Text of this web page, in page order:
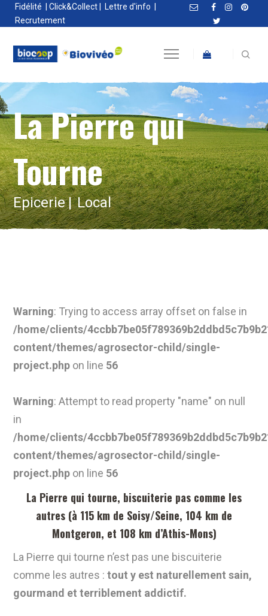
Fidélité |Click&Collect Lettre d'info
Recrutement
La Pierre qui
Tourne
Epicerie Local
Warning: Trying to access array offset on false in
/home/clients/
content/themes/agrosector-child/single-
project.php on line 56
Warning: Attempt to read property "name" on null
in
/home/clients/
content/themes/agrosector-child/single-
project.php on line 56
La Pierre qui tourne, biscuiterie pas comme les
autres (à 115 km de Soisy/Seine, 104 km de
Montgeron, et 108 km d’Athis-Mons)
La Pierre qui tourne n’est pas une biscuiterie
comme les autres :tout y est naturellement sain,
gourmand et terriblement addictif.